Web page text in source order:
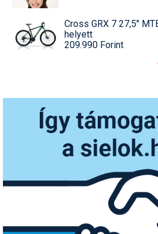
Cross GRX 7 27,5"
helyett
209.990 Forint